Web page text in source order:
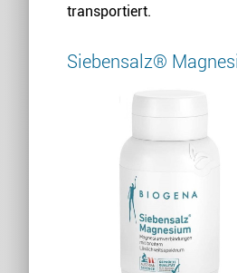
transportiert.
Siebensalz®